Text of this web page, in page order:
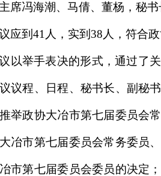
席冯海潮、马倩、董杨，秘书
应到41人，实到38人，符合政
以举手表决的形式，通过了
议程、日程、秘书长、副秘
举政协大冶市第七届委员会
冶市第七届委员会常务委员
市第七届委员会委员的决定